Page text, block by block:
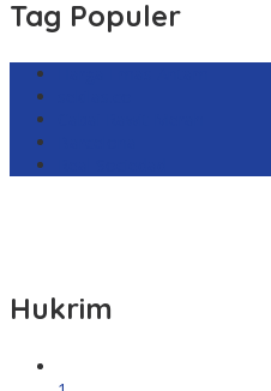
Tag Populer
Hukrim